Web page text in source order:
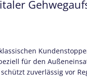
für den
zuverlässig vor